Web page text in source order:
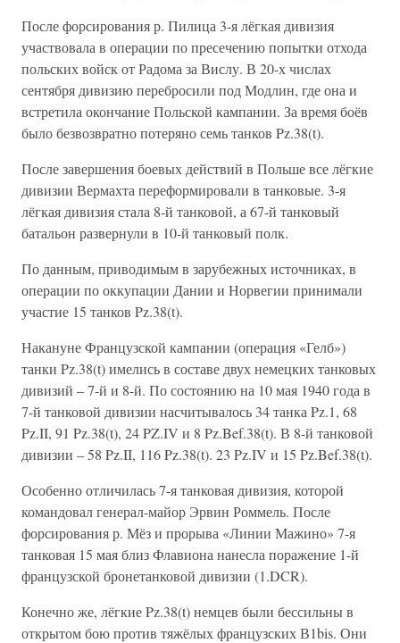
После форсирования р. Пилица 3-я лёгкая дивизия
участвовала в операции по пресечению попытки отхода
польских войск от Радома за Вислу. В 20-х числах
сентября дивизию перебросили под Модлин, где она и
встретила окончание Польской кампании. За время боёв
было безвозвратно потеряно семь танков Pz.38(t).
После завершения боевых действий в Польше все лёгкие
дивизии Вермахта переформировали в танковые. 3-я
лёгкая дивизия стала 8-й танковой, а 67-й танковый
батальон развернули в 10-й танковый полк.
По данным, приводимым в зарубежных источниках, в
операции по оккупации Дании и Норвегии принимали
участие 15 танков Pz.38(t).
Накануне Французской кампании (операция «Гелб»)
танки Pz.38(t) имелись в составе двух немецких танковых
дивизий – 7-й и 8-й. По состоянию на 10 мая 1940 года в
7-й танковой дивизии насчитывалось 34 танка Pz.1, 68
Pz.II, 91 Pz.38(t), 24 PZ.IV и 8 Pz.Bef.38(t). В 8-й танковой
дивизии – 58 Pz.II, 116 Pz.38(t). 23 Pz.IV и 15 Pz.Bef.38(t).
Особенно отличилась 7-я танковая дивизия, которой
командовал генерал-майор Эрвин Роммель. После
форсирования р. Мёз и прорыва «Линии Мажино» 7-я
танковая 15 мая близ Флавиона нанесла поражение 1-й
французской бронетанковой дивизии (1.DCR).
Конечно же, лёгкие Pz.38(t) немцев были бессильны в
открытом бою против тяжёлых французских В1bis. Они